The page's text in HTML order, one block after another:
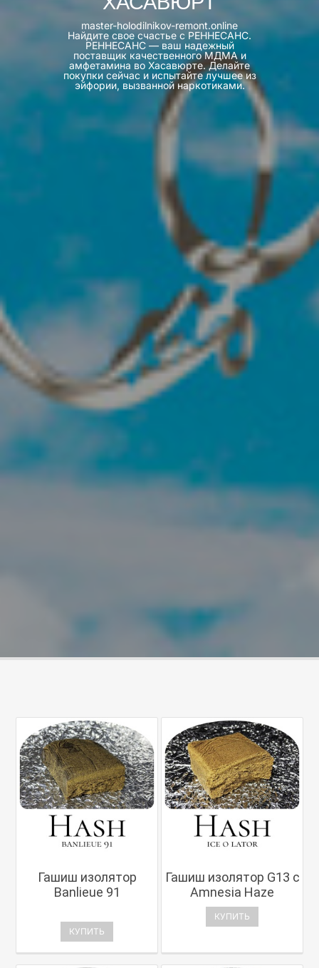
master-holodilnikov-remont.online
Найдите свое счастье с РЕННЕСАНС.
РЕННЕСАНС — ваш надежный
поставщик качественного МДМА и
амфетамина во Хасавюрте. Делайте
покупки сейчас и испытайте лучшее из
эйфории, вызванной наркотиками.
Гашиш изолятор
Banlieue 91
КУПИТЬ
Гашиш изолятор G13 с
Amnesia Haze
КУПИТЬ